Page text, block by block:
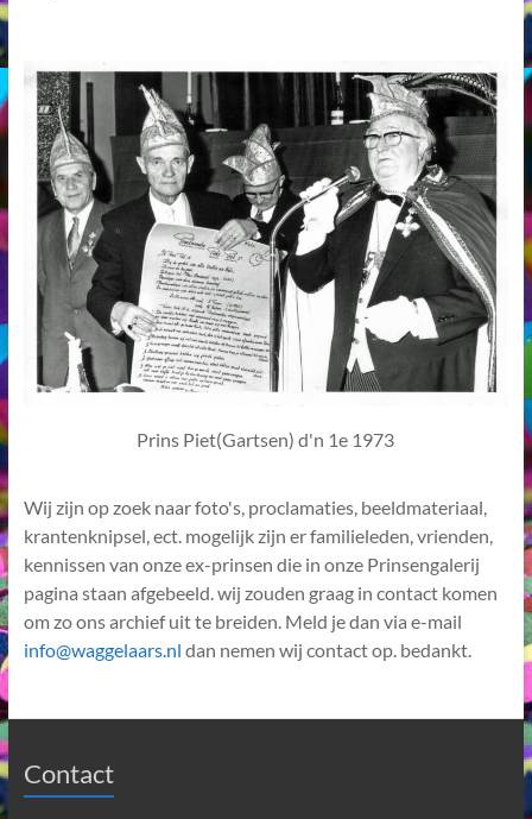
Prins Piet(Gartsen) d'n 1e 1973
Wij zijn op zoek naar foto's, proclamaties, beeldmateriaal,
krantenknipsel, ect. mogelijk zijn er familieleden, vrienden,
kennissen van onze ex-prinsen die in onze Prinsengalerij
pagina staan afgebeeld. wij zouden graag in contact komen
om zo ons archief uit te breiden. Meld je dan via e-mail
info@waggelaars.nl dan nemen wij contact op. bedankt.
Contact